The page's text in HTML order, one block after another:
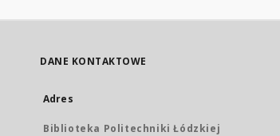
DANE KONTAKTOWE
Adres
Biblioteka Politechniki Łódzkiej